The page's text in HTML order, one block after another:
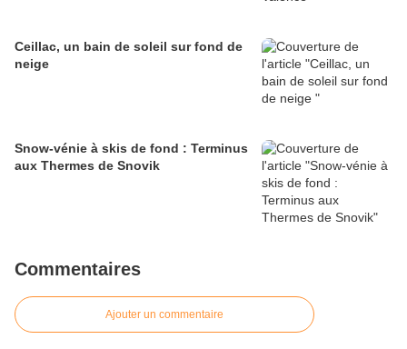
Ceillac, un bain de soleil sur fond de
neige
Snow-vénie à skis de fond : Terminus
aux Thermes de Snovik
Commentaires
Ajouter un commentaire